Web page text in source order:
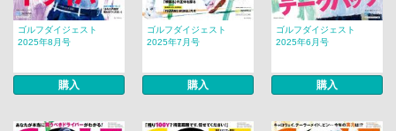
ゴルフダイジェスト
2025年8月号
購入
ゴルフダイジェスト
2025年7月号
購入
ゴルフダイジェスト
2025年6月号
購入